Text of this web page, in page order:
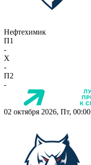
Нефтехимик
П1
-
X
-
П2
-
02 октября 2026, Пт, 00:00